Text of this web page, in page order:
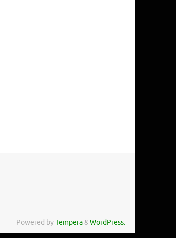
Powered byTempera&WordPress.